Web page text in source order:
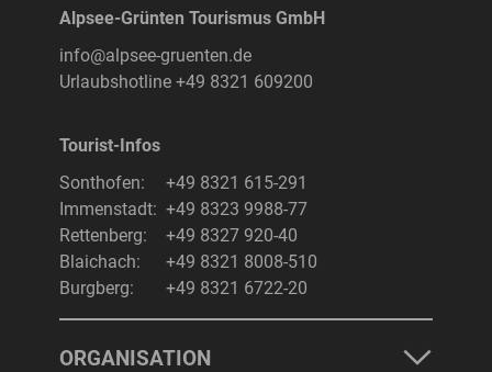
Alpsee-Grünten Tourismus GmbH
info@alpsee-gruenten.de
Urlaubshotline +49 8321 609200
Tourist-Infos
Sonthofen:
+49 8321 615-291
Immenstadt: +49 8323 9988-77
Rettenberg:
+49 8327 920-40
Blaichach:
+49 8321 8008-510
Burgberg:
+49 8321 6722-20
ORGANISATION